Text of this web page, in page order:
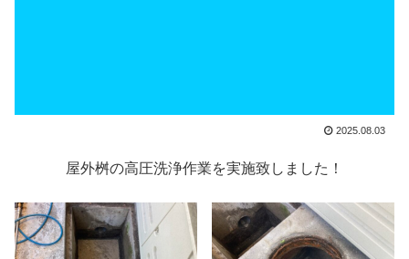
2025.08.03
屋外桝の高圧洗浄作業を実施致しました！